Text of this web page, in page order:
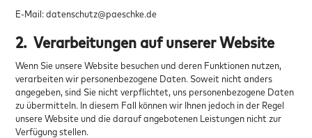
E-Mail: datenschutz@paeschke.de
2. Verarbeitungen auf unserer Website
Wenn Sie unsere Website besuchen und deren Funktionen nutzen,
verarbeiten wir personenbezogene Daten. Soweit nicht anders
angegeben, sind Sie nicht verpflichtet, uns personenbezogene Daten
zu übermitteln. In diesem Fall können wir Ihnen jedoch in der Regel
unsere Website und die darauf angebotenen Leistungen nicht zur
Verfügung stellen.